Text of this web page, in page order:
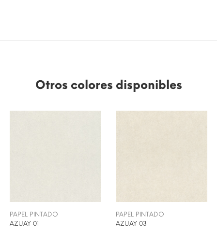
Otros colores disponibles
PAPEL PINTADO
AZUAY 01
PAPEL PINTADO
AZUAY 03